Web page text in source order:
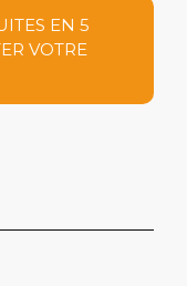
EN 5
VOTRE